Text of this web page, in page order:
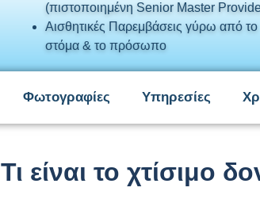
(πιστοποιημένη Senior Master
Αισθητικές Παρεμβάσεις γύρω από το
στόμα & το πρόσωπο
Φωτογραφίες Υπηρεσίες
Τι είναι το χτίσιμο